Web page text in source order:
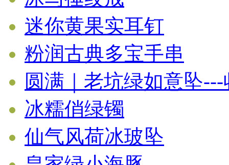
迷你黄果实耳钉
粉润古典多宝手串
圆满｜老坑绿如意坠
冰糯俏绿镯
仙气风荷冰玻坠